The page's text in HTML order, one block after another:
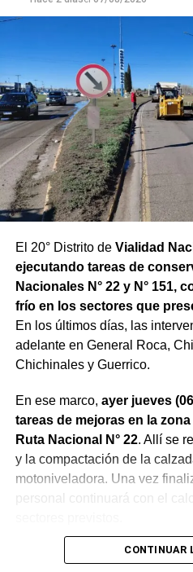
El 20° Distrito de Vialidad
ejecutando tareas de
Nacionales N° 22 y N° 151,
frío en los sectores que
En los últimos días, las
adelante en General Roca,
Chichinales y Guerrico.
En ese marco, ayer jueves
tareas de mejoras en la
Ruta Nacional N° 22. Allí se
y la compactación de la
motoniveladora. Una vez
personal continuará con el
CONTINUAR